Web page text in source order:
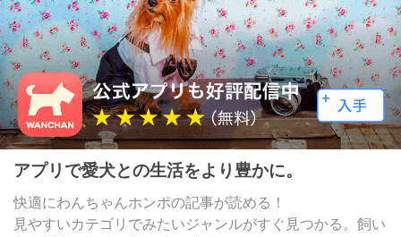
アプリで愛犬との生活をより豊かに。
快適にわんちゃんホンポの記事が読める！
見やすいカテゴリでみたいジャンルがすぐ見つかる。飼い